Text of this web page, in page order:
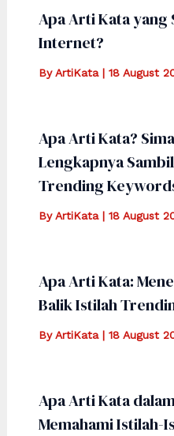
Apa Arti Kata
Internet?
ByArtiKata | 18 August
Apa Arti Kata?
Lengkapnya
Trending
ByArtiKata | 18 August
Apa Arti Kata:
Balik Istilah
ByArtiKata | 18 August
Apa Arti Kata
Memahami Istilah-